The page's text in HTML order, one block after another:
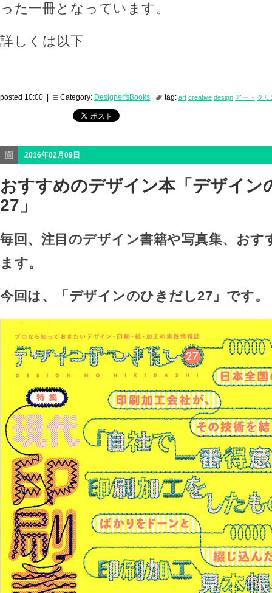
った一冊となっています。
詳しくは以下
posted 10:00 | Category: Designer'sBooks tag: art creative design アート クリ
2016年02月09日
おすすめのデザイン本「デザイン
27」
毎回、注目のデザイン書籍や写真集、おす
ます。
今回は、「デザインのひきだし27」です。